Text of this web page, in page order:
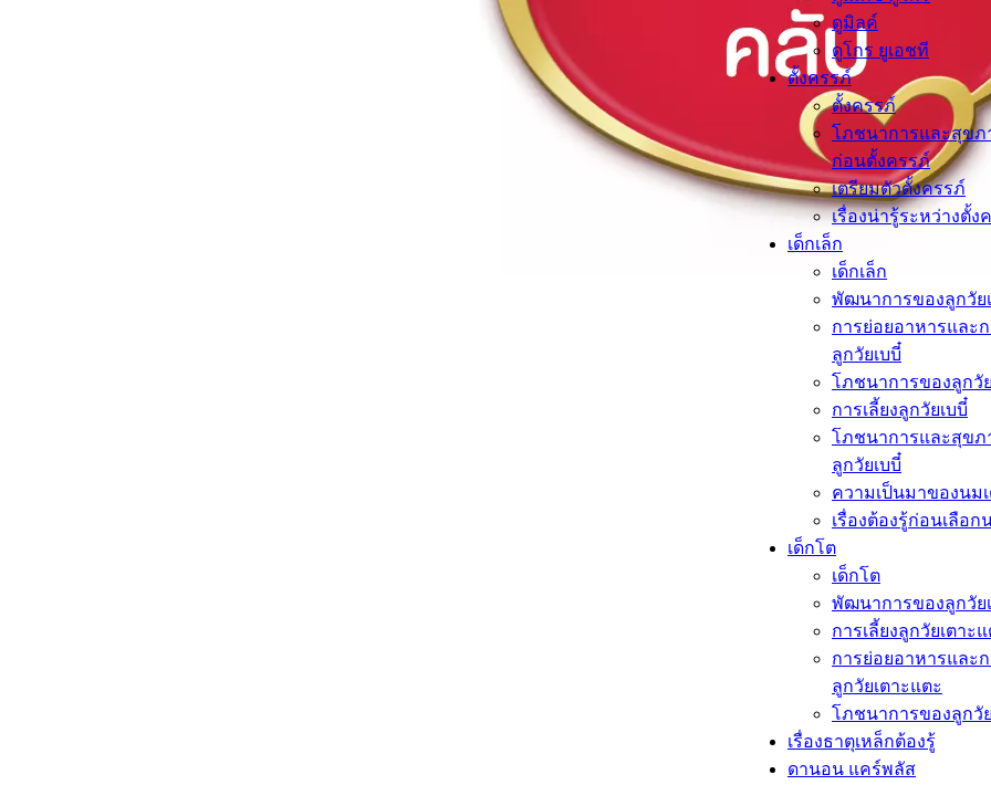
ดูมิลค์
ดูโกร ยูเอชที
ตั้งครรภ์​
ตั้งครรภ์​
โภชนาการและสุข
ก่อนตั้งครรภ์
เตรียมตัวตั้งครรภ์
เรื่องน่ารู้ระหว่างตั้ง
เด็กเล็ก​
เด็กเล็ก​
พัฒนาการของลูกวัย
การย่อยอาหารและ
ลูกวัยเบบี๋
โภชนาการของลูกวั
การเลี้ยงลูกวัยเบบี๋
โภชนาการและสุข
ลูกวัยเบบี๋
ความเป็นมาของนม
เรื่องต้องรู้ก่อนเลือก
เด็กโต​
เด็กโต​
พัฒนาการของลูกวัย
การเลี้ยงลูกวัยเตาะแ
การย่อยอาหารและ
ลูกวัยเตาะแตะ
โภชนาการของลูกวั
เรื่องธาตุเหล็กต้องรู้​
ดานอน แคร์พลัส